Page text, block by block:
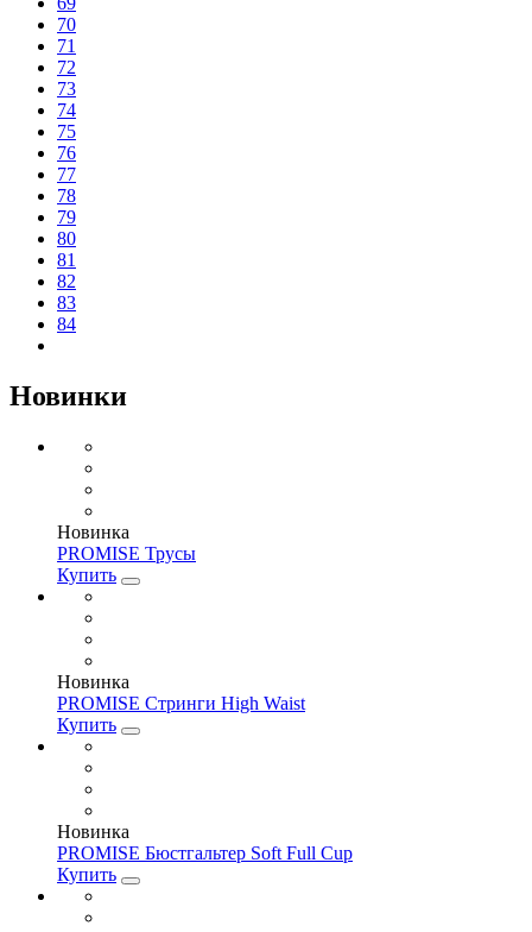
70
71
72
73
74
75
76
77
78
79
80
81
82
83
84
Новинки
Новинка
PROMISE Трусы
Купить
Новинка
PROMISE Стринги High Waist
Купить
Новинка
PROMISE Бюстгальтер Soft Full Cup
Купить